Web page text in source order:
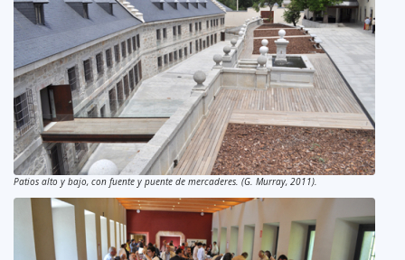
Patios alto y bajo, con fuente y puente de mercaderes. (G. Murray, 2011).